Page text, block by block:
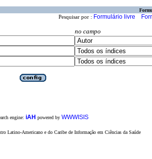
Pesquisar por : Formulário livre
no campo
engine: iAH powered by WWWISIS
Latino-Americano e do Caribe de Informação em Ciências da Saúde